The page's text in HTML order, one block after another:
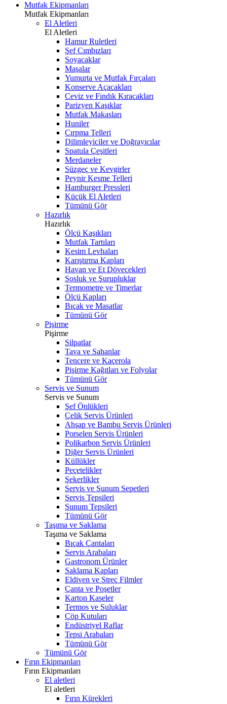
Mutfak Ekipmanları
Mutfak Ekipmanları
El Aletleri
El Aletleri
Hamur Ruletleri
Şef Cımbızları
Soyacaklar
Maşalar
Yumurta ve Mutfak Fırçaları
Konserve Açacakları
Ceviz ve Fındık Kıracakları
Parizyen Kaşıklar
Mutfak Makasları
Huniler
Çırpma Telleri
Dilimleyiciler ve Doğrayıcılar
Spatula Çeşitleri
Merdaneler
Süzgeç ve Kevgirler
Peynir Kesme Telleri
Hamburger Pressleri
Küçük El Aletleri
Tümünü Gör
Hazırlık
Hazırlık
Ölçü Kaşıkları
Mutfak Tartıları
Kesim Levhaları
Karıştırma Kapları
Havan ve Et Dövecekleri
Sosluk ve Şurupluklar
Termometre ve Timerlar
Ölçü Kapları
Bıçak ve Masatlar
Tümünü Gör
Pişirme
Pişirme
Silpatlar
Tava ve Sahanlar
Tencere ve Kaçerola
Pişirme Kağıtları ve Folyolar
Tümünü Gör
Servis ve Sunum
Servis ve Sunum
Şef Önlükleri
Çelik Servis Ürünleri
Ahşap ve Bambu Servis Ürünleri
Porselen Servis Ürünleri
Polikarbon Servis Ürünleri
Diğer Servis Ürünleri
Küllükler
Peçetelikler
Şekerlikler
Servis ve Sunum Sepetleri
Servis Tepsileri
Sunum Tepsileri
Tümünü Gör
Taşıma ve Saklama
Taşıma ve Saklama
Bıçak Çantaları
Servis Arabaları
Gastronom Ürünler
Saklama Kapları
Eldiven ve Streç Filmler
Çanta ve Poşetler
Karton Kaseler
Termos ve Suluklar
Çöp Kutuları
Endüstriyel Raflar
Tepsi Arabaları
Tümünü Gör
Tümünü Gör
Fırın Ekipmanları
Fırın Ekipmanları
El aletleri
El aletleri
Fırın Kürekleri